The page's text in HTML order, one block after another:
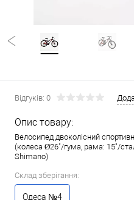
Відгуків: 0
Опис товару:
Велосипед двоколісний
(колеса Ø26"/гума, рама: 15"/
Shimano)
Склад зберігання:
Одеса №4